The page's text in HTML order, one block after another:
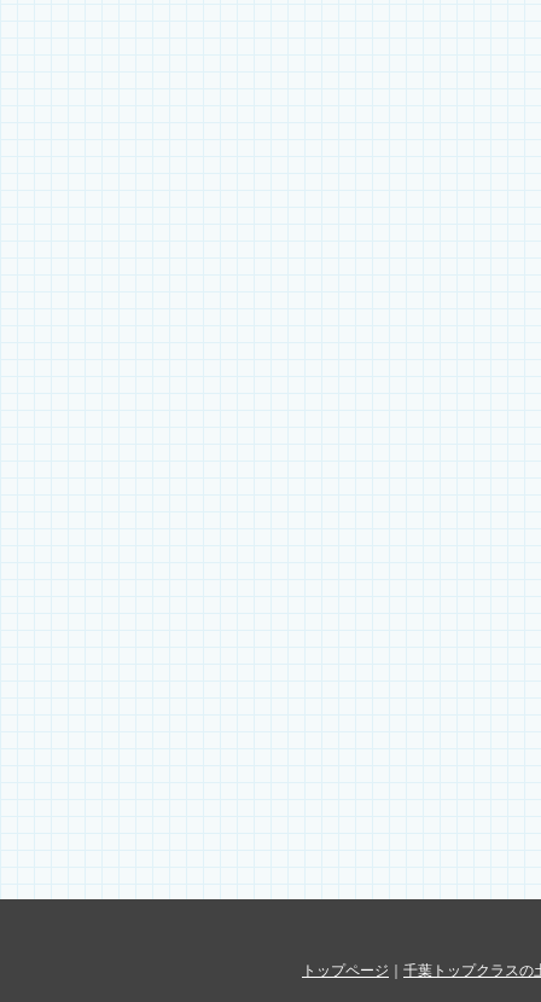
トップページ 千葉トップクラスの